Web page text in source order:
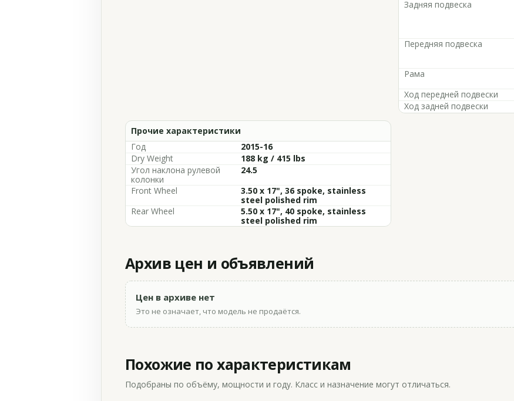
Задняя подвеска
Передняя подвеска
Рама
Ход передней подвески
Ход задней подвески
Прочие характеристики
Год
2015-16
Dry Weight
188 kg / 415 lbs
Угол наклона рулевой
колонки
24.5
Front Wheel
3.50 x 17", 36 spoke, stainless
steel polished rim
Rear Wheel
5.50 x 17", 40 spoke, stainless
steel polished rim
Архив цен и объявлений
Цен в архиве нет
Это не означает, что модель не продаётся.
Похожие по характеристикам
Подобраны по объёму, мощности и году. Класс и назначение могут отличаться.